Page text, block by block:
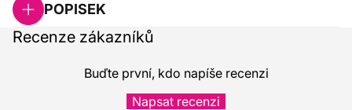
POPISEK
Recenze zákazníků
Buďte první, kdo napíše recenzi
Napsat recenzi